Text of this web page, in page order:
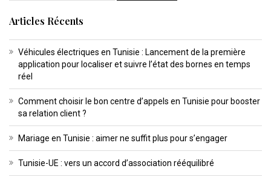
Articles Récents
Véhicules électriques en Tunisie : Lancement de la première
application pour localiser et suivre l’état des bornes en temps
réel
Comment choisir le bon centre d’appels en Tunisie pour booster
sa relation client ?
Mariage en Tunisie : aimer ne suffit plus pour s’engager
Tunisie-UE : vers un accord d’association rééquilibré